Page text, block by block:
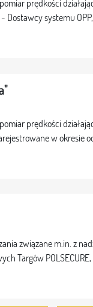
prędkości
Dostawcy systemu OPP,
prędkości
w okresie
związane m.in. z
Targów